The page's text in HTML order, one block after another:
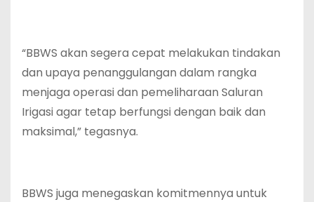
‎“BBWS akan segera cepat melakukan tindakan
dan upaya penanggulangan dalam rangka
menjaga operasi dan pemeliharaan Saluran
Irigasi agar tetap berfungsi dengan baik dan
maksimal,” tegasnya.
‎BBWS juga menegaskan komitmennya untuk